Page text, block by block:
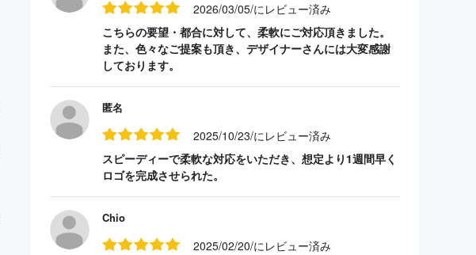
2026/03/05/にレビュー済み
こちらの要望・都合に対して、柔軟にご対応頂きました。
また、色々なご提案も頂き、デザイナーさんには大変感謝
しております。
匿名
2025/10/23/にレビュー済み
スピーディーで柔軟な対応をいただき、想定より1週間早く
ロゴを完成させられた。
Chio
2025/02/20/にレビュー済み